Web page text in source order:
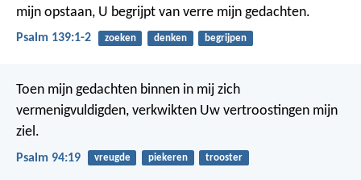
mijn opstaan, U begrijpt van verre mijn gedachten.
Psalm 139:1-2 zoeken denken begrijpen
Toen mijn gedachten binnen in mij zich
vermenigvuldigden, verkwikten Uw vertroostingen mijn
ziel.
Psalm 94:19 vreugde piekeren trooster